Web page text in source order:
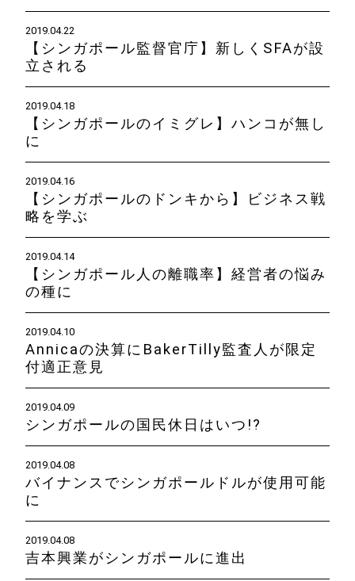
2019.04.22
【シンガポール監督官庁】新しくSFAが設
立される
2019.04.18
【シンガポールのイミグレ】ハンコが無し
に
2019.04.16
【シンガポールのドンキから】ビジネス戦
略を学ぶ
2019.04.14
【シンガポール人の離職率】経営者の悩み
の種に
2019.04.10
Annicaの決算にBakerTilly監査人が限定
付適正意見
2019.04.09
シンガポールの国民休日はいつ!?
2019.04.08
バイナンスでシンガポールドルが使用可能
に
2019.04.08
吉本興業がシンガポールに進出